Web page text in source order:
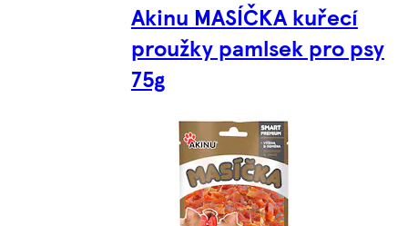
Akinu MASÍČKA kuřecí
proužky pamlsek pro psy
75g